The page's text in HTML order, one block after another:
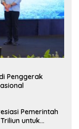
Penggerak
Pemerintah
untuk